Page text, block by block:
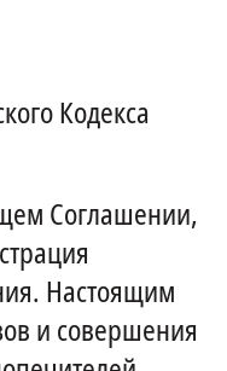
Кодекса
Соглашении,
Настоящим
и совершения